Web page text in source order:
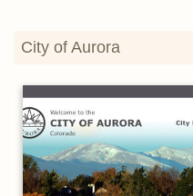
City of Aurora